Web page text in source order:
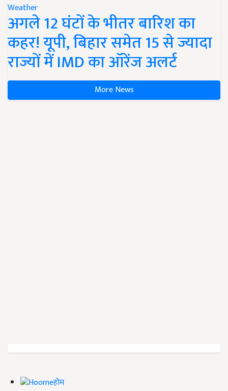
Weather
अगले 12 घंटों के भीतर बारिश का
कहर! यूपी, बिहार समेत 15 से ज्यादा
राज्यों में IMD का ऑरेंज अलर्ट
More News
होम